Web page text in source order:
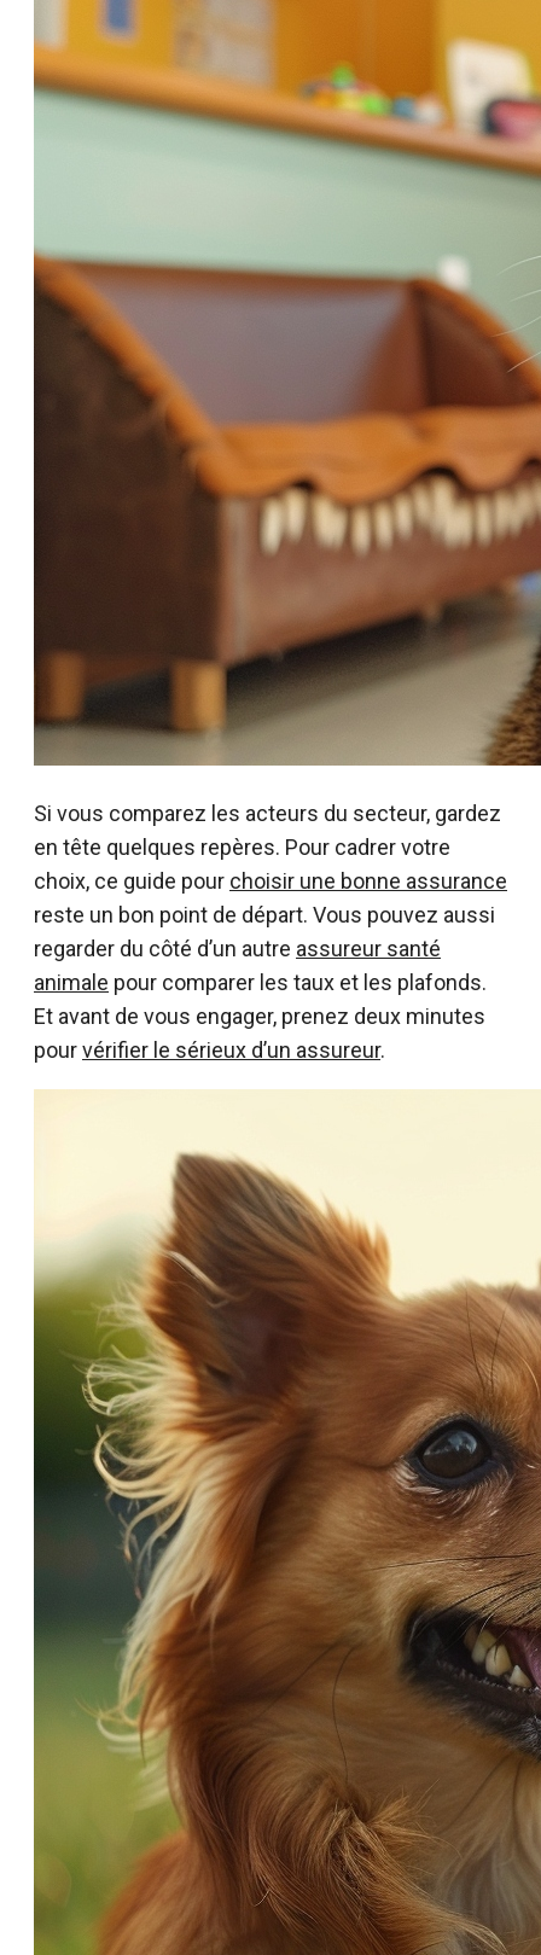
Si vous comparez les acteurs du secteur, gardez
en tête quelques repères. Pour cadrer votre
choix, ce guide pour choisir une bonne assurance
reste un bon point de départ. Vous pouvez aussi
regarder du côté d’un autre assureur santé
animale pour comparer les taux et les plafonds.
Et avant de vous engager, prenez deux minutes
pourvérifier le sérieux d’un assureur.